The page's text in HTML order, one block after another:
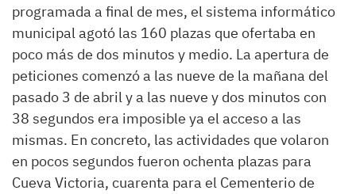
programada a final de mes, el sistema informático
municipal agotó las 160 plazas que ofertaba en
poco más de dos minutos y medio. La apertura de
peticiones comenzó a las nueve de la mañana del
pasado 3 de abril y a las nueve y dos minutos con
38 segundos era imposible ya el acceso a las
mismas. En concreto, las actividades que volaron
en pocos segundos fueron ochenta plazas para
Cueva Victoria, cuarenta para el Cementerio de